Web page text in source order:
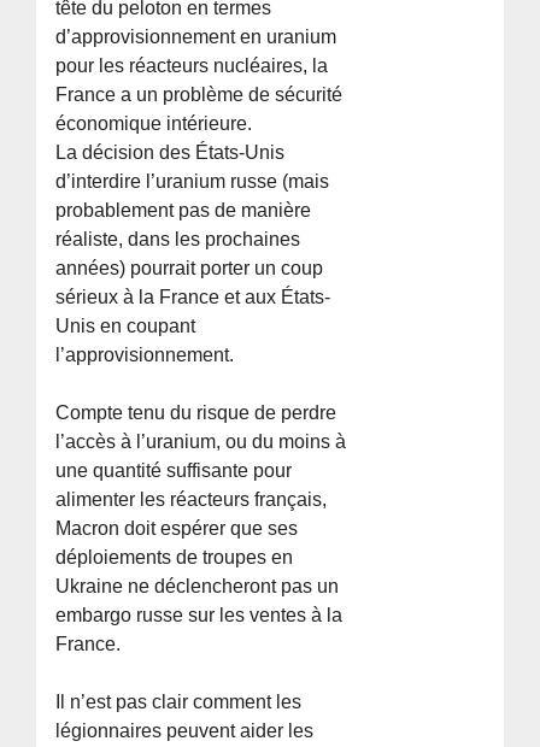
tête du peloton en termes
d’approvisionnement en uranium
pour les réacteurs nucléaires, la
France a un problème de sécurité
économique intérieure.
La décision des États-Unis
d’interdire l’uranium russe (mais
probablement pas de manière
réaliste, dans les prochaines
années) pourrait porter un coup
sérieux à la France et aux États-
Unis en coupant
l’approvisionnement.
Compte tenu du risque de perdre
l’accès à l’uranium, ou du moins à
une quantité suffisante pour
alimenter les réacteurs français,
Macron doit espérer que ses
déploiements de troupes en
Ukraine ne déclencheront pas un
embargo russe sur les ventes à la
France.
Il n’est pas clair comment les
légionnaires peuvent aider les